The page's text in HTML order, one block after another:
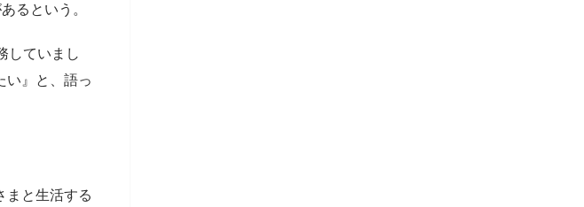
るという。
していまし
い』と、語っ
まと生活する